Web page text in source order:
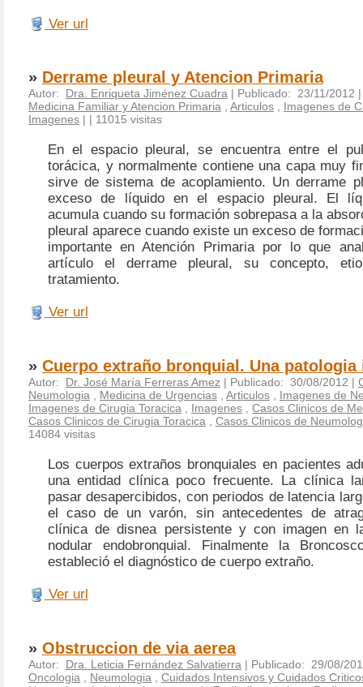
Ver url
» Derrame pleural y Atencion Primaria
Autor: Dra. Enriqueta Jiménez Cuadra | Publicado: 23/11/2012
Medicina Familiar y Atencion Primaria , Articulos , Imagenes de
Imagenes | | 11015 visitas
En el espacio pleural, se encuentra entre el
torácica, y normalmente contiene una capa muy
sirve de sistema de acoplamiento. Un derrame
exceso de líquido en el espacio pleural. El
acumula cuando su formación sobrepasa a la
pleural aparece cuando existe un exceso de
importante en Atención Primaria por lo que
artículo el derrame pleural, su concepto,
tratamiento.
Ver url
» Cuerpo extraño bronquial. Una patologia
Autor: Dr. José María Ferreras Amez | Publicado: 30/08/2012 |
Neumologia
Medicina de Urgencias Articulos
Imagenes de
Imagenes de Cirugia Toracica
Imagenes
Casos Clinicos de
Casos Clinicos de Cirugia Toracica
Casos Clinicos de
14084 visitas
Los cuerpos extraños bronquiales en pacientes
una entidad clínica poco frecuente. La clínica
pasar desapercibidos, con periodos de latencia
el caso de un varón, sin antecedentes de
clínica de disnea persistente y con imagen en
nodular endobronquial. Finalmente la
estableció el diagnóstico de cuerpo extraño.
Ver url
» Obstruccion de via aerea
Autor: Dra. Leticia Fernández Salvatierra | Publicado: 29/08/
Oncologia
Neumologia
Cuidados Intensivos y Cuidados